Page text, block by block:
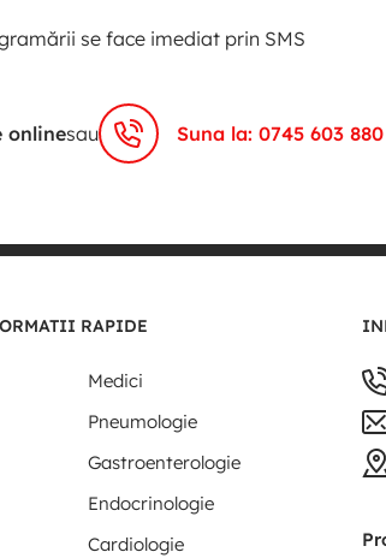
se face imediat prin SMS
onlinesau Suna la: 0745 603 880
RAPIDE
Medici
Pneumologie
Gastroenterologie
Endocrinologie
Cardiologie